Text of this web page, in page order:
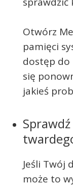
Otwórz
pamięci
dostęp do
się
jakieś
Jeśli Twój
może to